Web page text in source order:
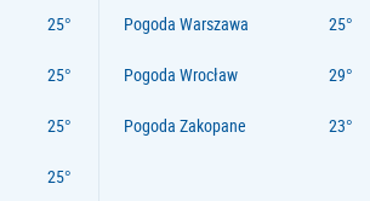
Pogoda Warszawa
Pogoda Wrocław
Pogoda Zakopane